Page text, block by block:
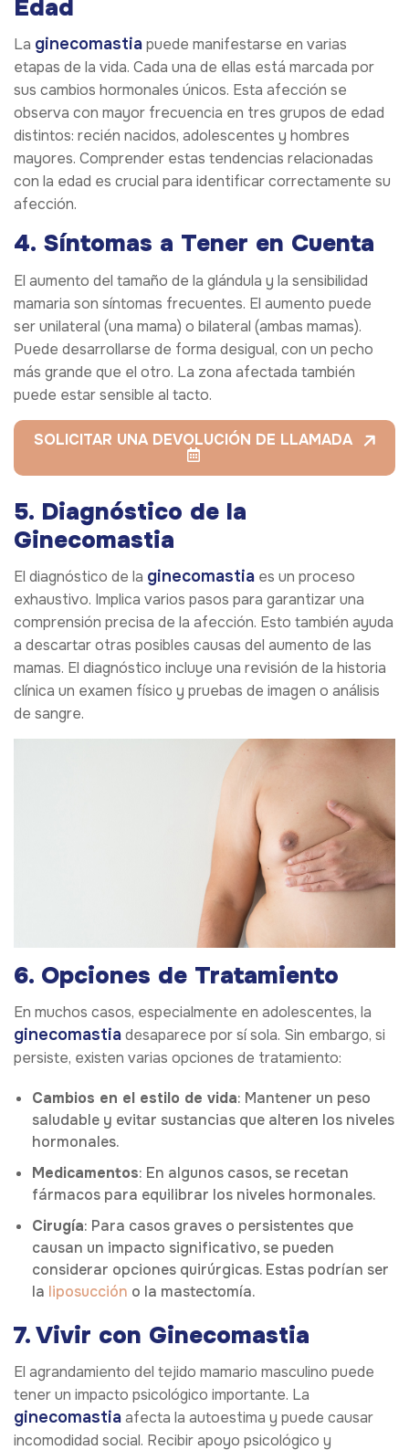
Edad
La ginecomastiapuede manifestarse en varias
etapas de la vida. Cada una de ellas está marcada por
sus cambios hormonales únicos. Esta afección se
observa con mayor frecuencia en tres grupos de edad
distintos: recién nacidos, adolescentes y hombres
mayores. Comprender estas tendencias relacionadas
con la edad es crucial para identificar correctamente su
afección.
4. Síntomas a Tener en Cuenta
El aumento del tamaño de la glándula y la sensibilidad
mamaria son síntomas frecuentes. El aumento puede
ser unilateral (una mama) o bilateral (ambas mamas).
Puede desarrollarse de forma desigual, con un pecho
más grande que el otro. La zona afectada también
puede estar sensible al tacto.
SOLICITAR UNA DEVOLUCIÓN DE LLAMADA
5. Diagnóstico de la
Ginecomastia
El diagnóstico de la ginecomastia es un proceso
exhaustivo. Implica varios pasos para garantizar una
comprensión precisa de la afección. Esto también ayuda
a descartar otras posibles causas del aumento de las
mamas. El diagnóstico incluye una revisión de la historia
clínica un examen físico y pruebas de imagen o análisis
de sangre.
6. Opciones de Tratamiento
En muchos casos, especialmente en adolescentes, la
ginecomastiadesaparece por sí sola. Sin embargo, si
persiste, existen varias opciones de tratamiento:
Cambios en el estilo de vida: Mantener un peso
saludable y evitar sustancias que alteren los niveles
hormonales.
Medicamentos: En algunos casos, se recetan
fármacos para equilibrar los niveles hormonales.
Cirugía: Para casos graves o persistentes que
causan un impacto significativo, se pueden
considerar opciones quirúrgicas. Estas podrían ser
la liposucción o la mastectomía.
7. Vivir con Ginecomastia
El agrandamiento del tejido mamario masculino puede
tener un impacto psicológico importante. La
ginecomastiaafecta la autoestima y puede causar
incomodidad social. Recibir apoyo psicológico y